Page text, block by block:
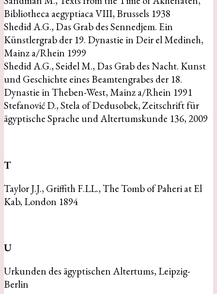
Bibliotheca aegyptiaca VIII, Brussels 1938
Shedid A.G., Das Grab des Sennedjem. Ein
Künstlergrab der 19. Dynastie in Deir el Medineh,
Mainz a/Rhein 1999
Shedid A.G., Seidel M., Das Grab des Nacht. Kunst
und Geschichte eines Beamtengrabes der 18.
Dynastie in Theben-West, Mainz a/Rhein 1991
Stefanović D., Stela of Dedusobek, Zeitschrift für
ägyptische Sprache und Altertumskunde 136, 2009
T
Taylor J.J., Griffith F.LL., The Tomb of Paheri at El
Kab, London 1894
U
Urkunden des ägyptischen Altertums, Leipzig-
Berlin